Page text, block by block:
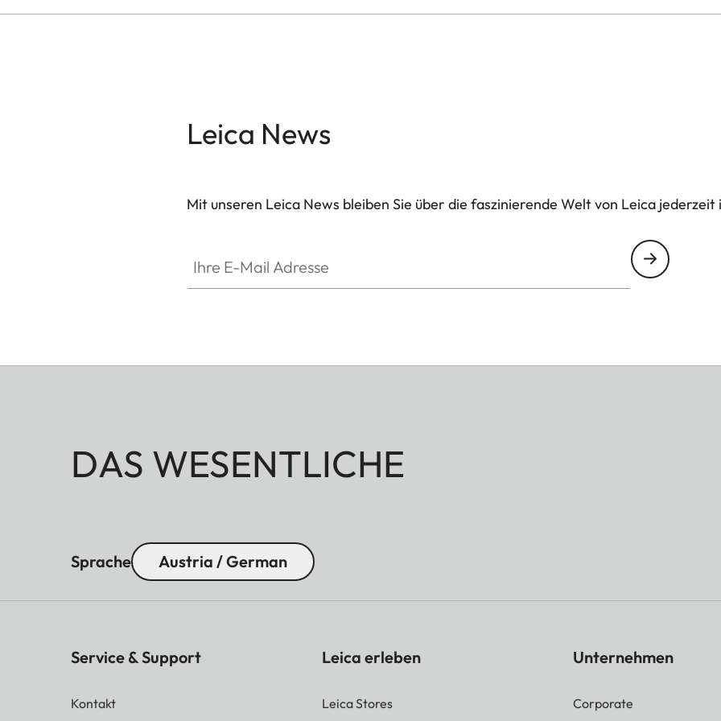
Leica News
Mit unseren Leica News bleiben Sie über die faszinierende Welt von Leica
DAS WESENTLICHE
Sprache Austria / German
Service & Support
Kontakt
Leica erleben
Leica Stores
Unternehmen
Corporate